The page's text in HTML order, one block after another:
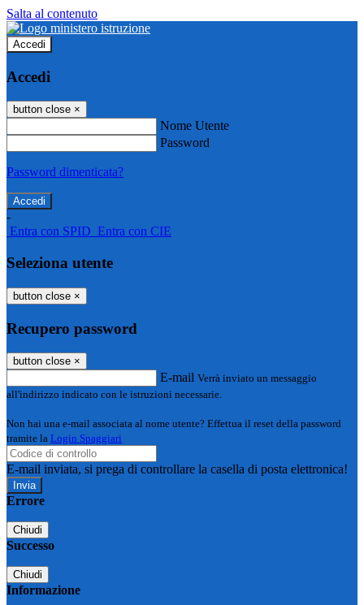
Salta al contenuto
Accedi
Accedi
button close ×
Nome Utente
Password
Password dimenticata?
-
Entra con SPID Entra con CIE
Seleziona utente
button close ×
Recupero password
button close ×
E-mail Verrà inviato un messaggio
all'indirizzo indicato con le istruzioni necessarie.
Non hai una e-mail associata al nome utente? Effettua il reset della password
tramite la Login Spaggiari
E-mail inviata, si prega di controllare la casella di posta elettronica!
Errore
Chiudi
Successo
Chiudi
Informazione